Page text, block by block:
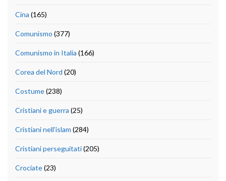
Cina (165)
Comunismo (377)
Comunismo in Italia (166)
Corea del Nord (20)
Costume(238)
Cristiani e guerra (25)
Cristiani nell'islam (284)
Cristiani perseguitati(205)
Crociate(23)